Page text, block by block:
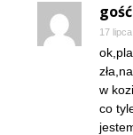
gość
17
w
co